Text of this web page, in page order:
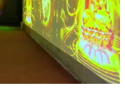
案例中心
新闻资讯